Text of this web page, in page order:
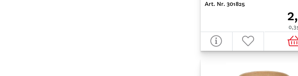
Art. Nr. 301825